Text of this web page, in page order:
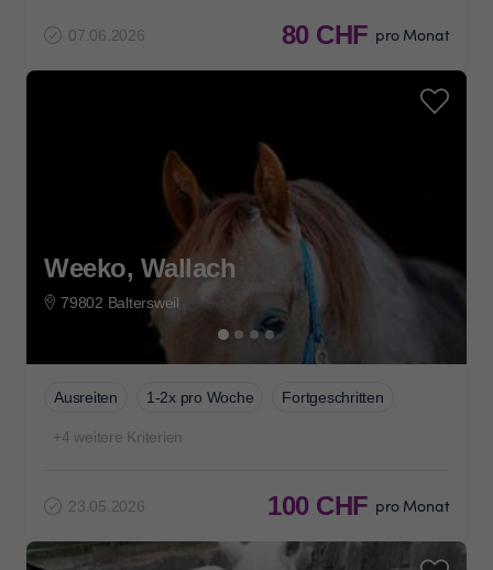
07.06.2026 80 CHF pro Monat
Weeko, Wallach
79802 Baltersweil
Ausreiten 1-2x pro Woche Fortgeschritten
+4 weitere Kriterien
23.05.2026 100 CHF pro Monat